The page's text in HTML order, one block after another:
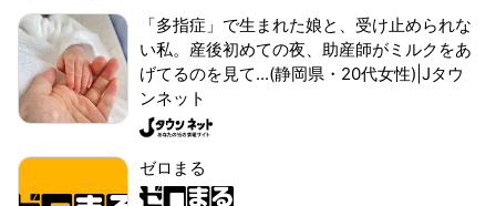
「多指症」で生まれた娘と、受け止められな
い私。産後初めての夜、助産師がミルクをあ
げてるのを見て...(静岡県・20代女性)|Jタウ
ンネット
ゼロまる